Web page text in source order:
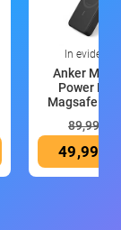
In evidenza
Anker
Power
Magsafe
89,99 €
49,99 €